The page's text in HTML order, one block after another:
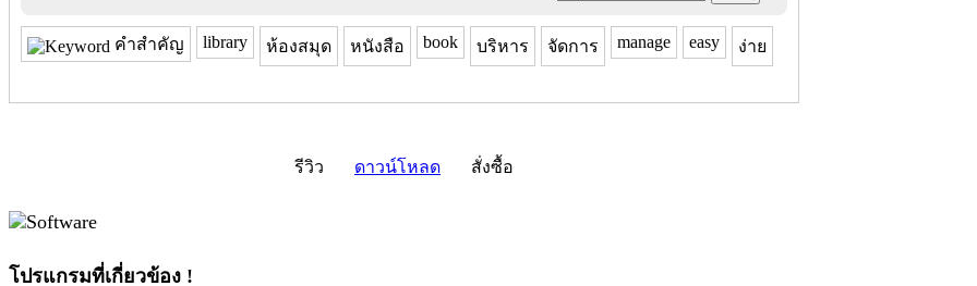
คำสำคัญ library ห้องสมุด หนังสือ book บริหาร จัดการ manage easy ง่าย
รีวิว ดาวน์โหลด สั่งซื้อ
โปรแกรมที่เกี่ยวข้อง !